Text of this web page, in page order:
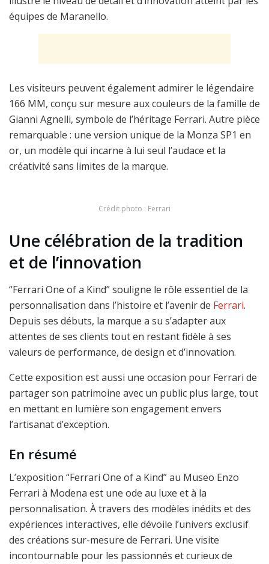
équipes de Maranello.
Les visiteurs peuvent également admirer le légendaire
166 MM, conçu sur mesure aux couleurs de la famille de
Gianni Agnelli, symbole de l’héritage Ferrari. Autre pièce
remarquable : une version unique de la Monza SP1 en
or, un modèle qui incarne à lui seul l’audace et la
créativité sans limites de la marque.
Crédit photo : Ferrari
Une célébration de la tradition
et de l’innovation
“Ferrari One of a Kind” souligne le rôle essentiel de la
personnalisation dans l’histoire et l’avenir de Ferrari.
Depuis ses débuts, la marque a su s’adapter aux
attentes de ses clients tout en restant fidèle à ses
valeurs de performance, de design et d’innovation.
Cette exposition est aussi une occasion pour Ferrari de
partager son patrimoine avec un public plus large, tout
en mettant en lumière son engagement envers
l’artisanat d’exception.
En résumé
L’exposition “Ferrari One of a Kind” au Museo Enzo
Ferrari à Modena est une ode au luxe et à la
personnalisation. À travers des modèles inédits et des
expériences interactives, elle dévoile l’univers exclusif
des créations sur-mesure de Ferrari. Une visite
incontournable pour les passionnés et curieux de